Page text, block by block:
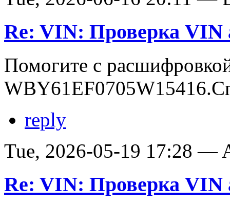
Re: VIN: Проверка VIN
Помогите с
reply
Tue, 2026-05-19 17:28 —
Re: VIN: Проверка VIN